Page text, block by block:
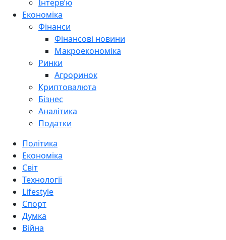
Інтерв’ю
Економіка
Фінанси
Фінансові новини
Макроекономіка
Ринки
Агроринок
Криптовалюта
Бізнес
Аналітика
Податки
Політика
Економіка
Світ
Технології
Lifestyle
Спорт
Думка
Війна